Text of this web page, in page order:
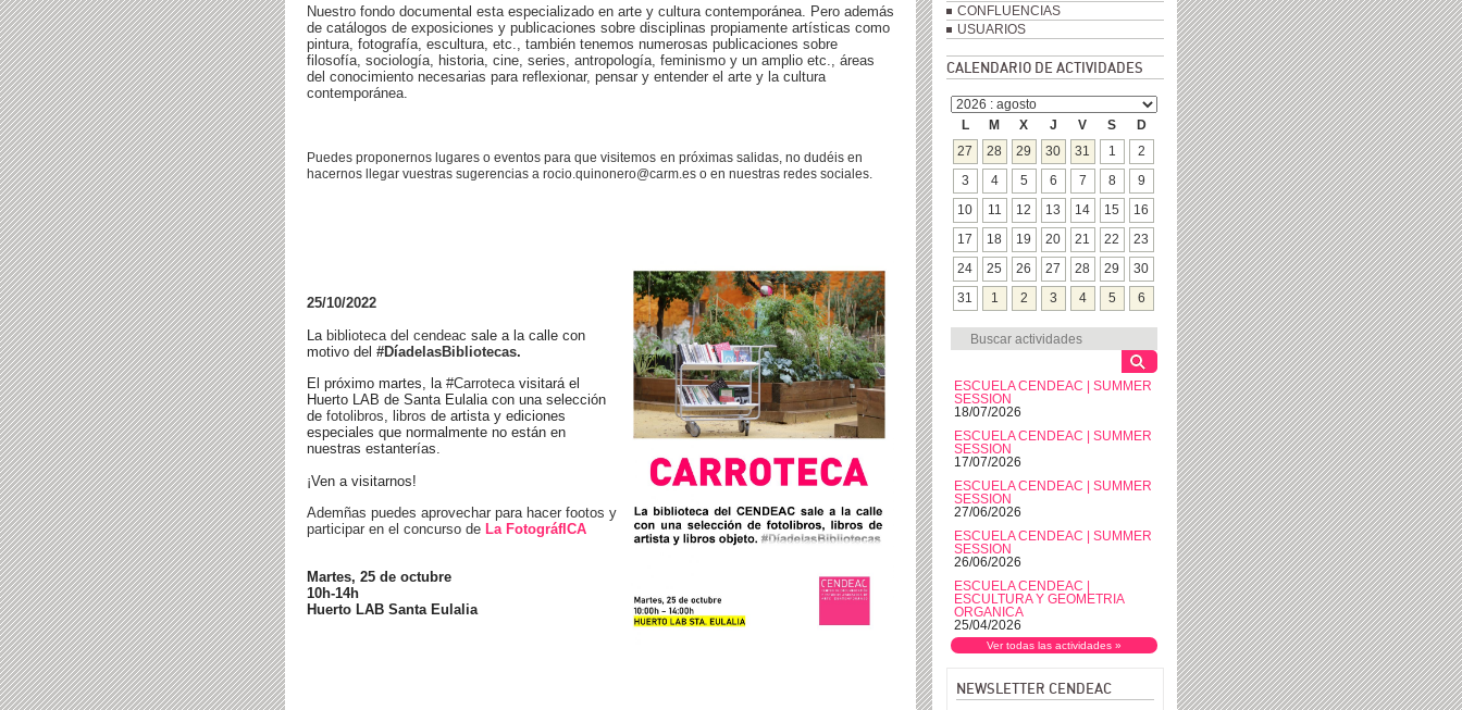
CONFLUENCIAS
USUARIOS
CALENDARIO DE ACTIVIDADES
L M X J V S
D
27
28 29 30 31 1 2
3 4 5 6 7 8 9
10 11 12 13 14 15 16
17 18 19 20 21 22 23
24 25 26 27 28 29 30
31 1 2 3 4 5 6
ESCUELA CENDEAC | SUMMER
SESSION
18/07/2026
ESCUELA CENDEAC | SUMMER
SESSION
17/07/2026
ESCUELA CENDEAC | SUMMER
SESSION
27/06/2026
ESCUELA CENDEAC | SUMMER
SESSION
26/06/2026
ESCUELA CENDEAC |
ESCULTURA Y GEOMETRIA
ORGANICA
25/04/2026
Ver todas las actividades »
NEWSLETTER CENDEAC
Nuestro fondo documental esta especializado en arte y cultura contemporánea. Pero además
de catálogos de exposiciones y publicaciones sobre disciplinas propiamente artísticas como
pintura, fotografía, escultura, etc., también tenemos numerosas publicaciones sobre
filosofía, sociología, historia, cine, series, antropología, feminismo y un amplio etc., áreas
del conocimiento necesarias para reflexionar, pensar y entender el arte y la cultura
contemporánea.
Puedes proponernos lugares o eventos para que visitemos en próximas salidas, no dudéis en
hacernos llegar vuestras sugerencias a rocio.quinonero@carm.es o en nuestras redes sociales.
25/10/2022
La biblioteca del cendeac sale a la calle con
motivo del #DíadelasBibliotecas.
El próximo martes, la #Carroteca visitará el
Huerto LAB de Santa Eulalia con una selección
de fotolibros libros de artista y ediciones
especiales que normalmente no están en
nuestras estanterías.
¡Ven a visitarnos!
Ademñas puedes aprovechar para hacer footos y
participar en el concurso de La FotográfICA
Martes, 25 de octubre
10h-14h
Huerto LAB Santa Eulalia